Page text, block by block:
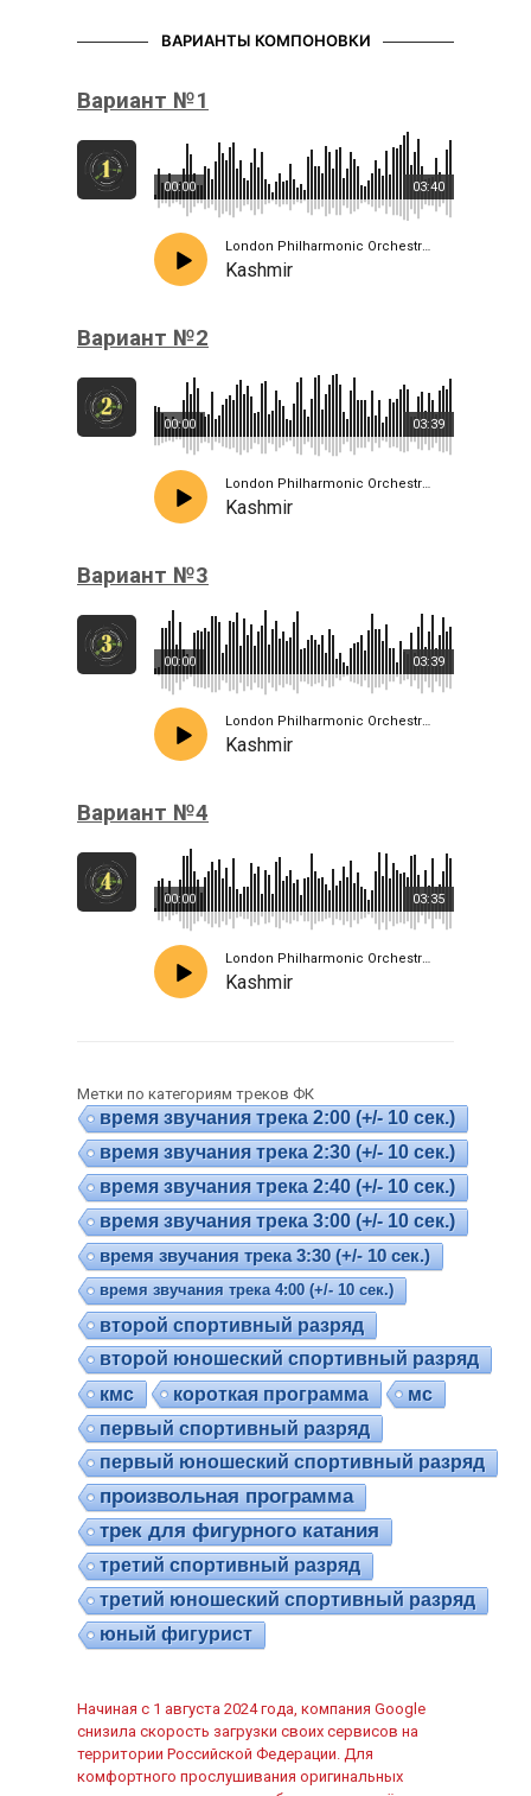
ВАРИАНТЫ КОМПОНОВКИ
Вариант №1
03:40
00:00
London Philharmonic Orchestra · Peter Scholes
Kashmir
Вариант №2
03:39
00:00
London Philharmonic Orchestra · Peter Scholes
Kashmir
Вариант №3
03:39
00:00
London Philharmonic Orchestra · Peter Scholes
Kashmir
Вариант №4
03:35
00:00
London Philharmonic Orchestra · Peter Scholes
Kashmir
Метки по категориям треков ФК
время звучания трека 2:00 (+/- 10 сек.)
время звучания трека 2:30 (+/- 10 сек.)
время звучания трека 2:40 (+/- 10 сек.)
время звучания трека 3:00 (+/- 10 сек.)
время звучания трека 3:30 (+/- 10 сек.)
время звучания трека 4:00 (+/- 10 сек.)
второй спортивный разряд
второй юношеский спортивный разряд
кмс короткая программа
мс
первый спортивный разряд
первый юношеский спортивный разряд
произвольная программа
трек для фигурного катания
третий спортивный разряд
третий юношеский спортивный разряд
юный фигурист
Начиная с 1 августа 2024 года, компания Google
снизила скорость загрузки своих сервисов на
территории Российской Федерации. Для
комфортного прослушивания оригинальных